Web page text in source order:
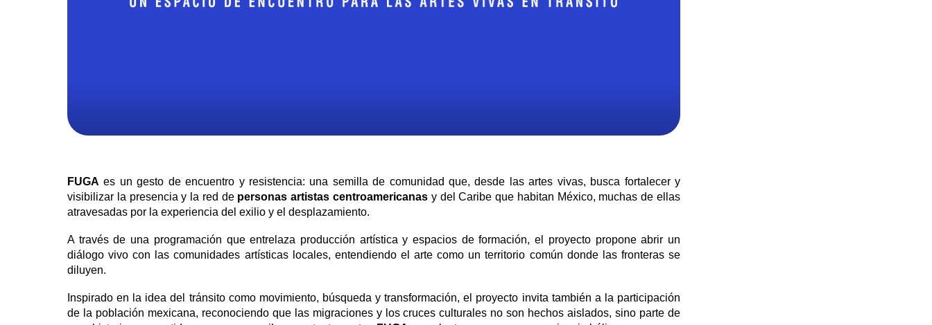
FUGA es un gesto de encuentro y resistencia: una semilla de comunidad que, desde las artes vivas, busca fortalecer y
visibilizar la presencia y la red de personas artistas centroamericanas y del Caribe que habitan México, muchas de ellas
atravesadas por la experiencia del exilio y el desplazamiento.
A través de una programación que entrelaza producción artística y espacios de formación, el proyecto propone abrir un
diálogo vivo con las comunidades artísticas locales, entendiendo el arte como un territorio común donde las fronteras se
diluyen.
Inspirado en la idea del tránsito como movimiento, búsqueda y transformación, el proyecto invita también a la participación
de la población mexicana, reconociendo que las migraciones y los cruces culturales no son hechos aislados, sino parte de